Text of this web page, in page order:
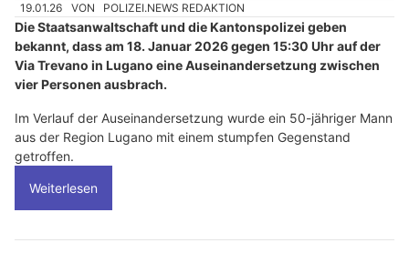
19.01.26 VON POLIZEI.NEWS REDAKTION
Die Staatsanwaltschaft und die Kantonspolizei geben
bekannt, dass am 18. Januar 2026 gegen 15:30 Uhr auf der
Via Trevano in Lugano eine Auseinandersetzung zwischen
vier Personen ausbrach.
Im Verlauf der Auseinandersetzung wurde ein 50-jähriger Mann
aus der Region Lugano mit einem stumpfen Gegenstand
getroffen.
Weiterlesen